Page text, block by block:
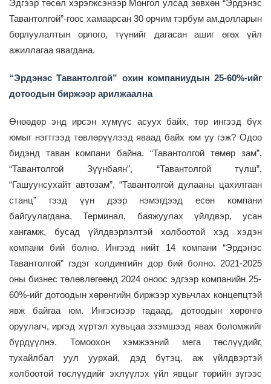
Эдгээр төсөл хэрэгжсэнээр Монгол улсад зөвхөн “Эрдэнэс
Тавантолгой”-гоос хамаарсан 30 орчим тэрбум ам.долларын
борлуулалтын орлого, түүнийг дагасан ашиг өгөх үйл
ажиллагаа явагдана.
“Эрдэнэс Тавантолгой” охин компаниудын 25-60%-ийг
дотоодын биржээр арилжаална
Өнөөдөр энд ирсэн хүмүүс асуух байх, төр ингээд бүх
юмыг нэгтгээд төвлөрүүлээдяваад байх юм уу гэж? Одоо
бидэнд таван компани байна. “Тавантолгой төмөр зам”,
“Тавантолгой Зүүнбаян”, “Тавантолгой түлш”,
“Гашуунсухайт автозам”, “Тавантолгой дулааны цахилгаан
станц” гээд үүн дээр нэмэгдээд есөн компани
байгуулагдана. Терминал, баяжуулах үйлдвэр, усан
хангамж, бусад үйлдвэрлэлтэй холбоотой хэд хэдэн
компани бий болно. Ингээд нийт 14 компани “Эрдэнэс
Тавантолгой” гэдэг холдингийн дор бий болно. 2021-2025
оны бизнес төлөвлөгөөнд 2024 оноос эдгээр компанийн 25-
60%-ийг дотоодын хөрөнгийн биржээр хувьчлах концепцтэй
явж байгаа юм. Ингэснээр гадаад, дотоодын хөрөнгө
оруулагч, иргэд хүртэл хувьцаа эзэмшээд явах боломжийг
бүрдүүлнэ. Томоохон хэмжээний мега төслүүдийг,
тухайлбал уул уурхай, дэд бүтэц, аж үйлдвэртэй
холбоотой төслүүдийг эхлүүлэх үйл явцыг төрийн зүгээс